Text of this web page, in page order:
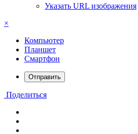
Указать URL изображения
×
Компьютер
Планшет
Смартфон
Отправить
Поделиться